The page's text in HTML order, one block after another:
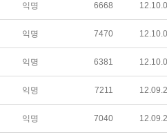
익명 6668
익명 7470
익명 6381
익명 7211
익명 7040